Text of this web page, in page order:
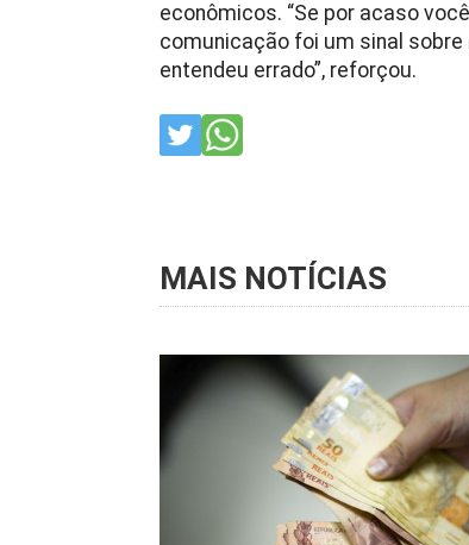
econômicos. “Se por acaso
comunicação foi um sinal sobre
entendeu errado”, reforçou.
MAIS NOTÍCIAS